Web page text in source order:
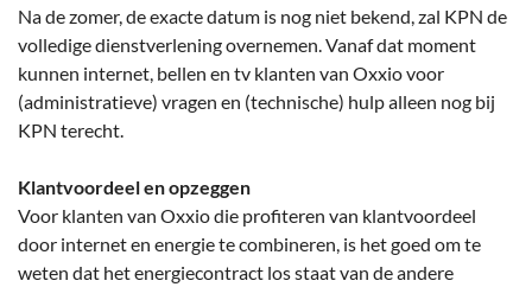
Na de zomer, de exacte datum is nog niet bekend, zal KPN de
volledige dienstverlening overnemen. Vanaf dat moment
kunnen internet, bellen en tv klanten van Oxxio voor
(administratieve) vragen en (technische) hulp alleen nog bij
KPN terecht.
Klantvoordeel en opzeggen
Voor klanten van Oxxio die profiteren van klantvoordeel
door internet en energie te combineren, is het goed om te
weten dat het energiecontract los staat van de andere